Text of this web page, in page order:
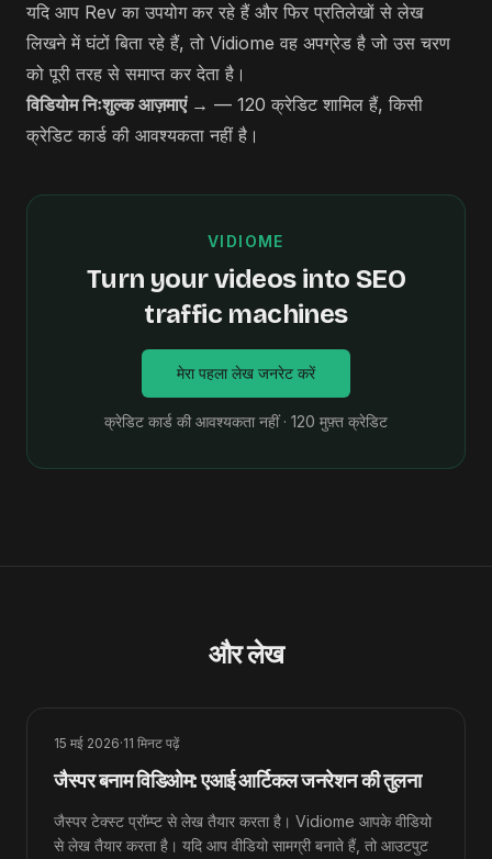
यदि आप Rev का उपयोग कर रहे हैं और फिर प्रतिलेखों से लेख
लिखने में घंटों बिता रहे हैं, तो Vidiome वह अपग्रेड है जो उस चरण
को पूरी तरह से समाप्त कर देता है।
विडियोम निःशुल्क आज़माएं → — 120 क्रेडिट शामिल हैं, किसी
क्रेडिट कार्ड की आवश्यकता नहीं है।
VIDIOME
Turn your videos into SEO
traffic machines
मेरा पहला लेख जनरेट करें
क्रेडिट कार्ड की आवश्यकता नहीं · 120 मुफ़्त क्रेडिट
और लेख
15 मई 2026·11 मिनट पढ़ें
जैस्पर बनाम विडिओम: एआई आर्टिकल जनरेशन की तुलना
जैस्पर टेक्स्ट प्रॉम्प्ट से लेख तैयार करता है। Vidiome आपके वीडियो
से लेख तैयार करता है। यदि आप वीडियो सामग्री बनाते हैं, तो आउटपुट